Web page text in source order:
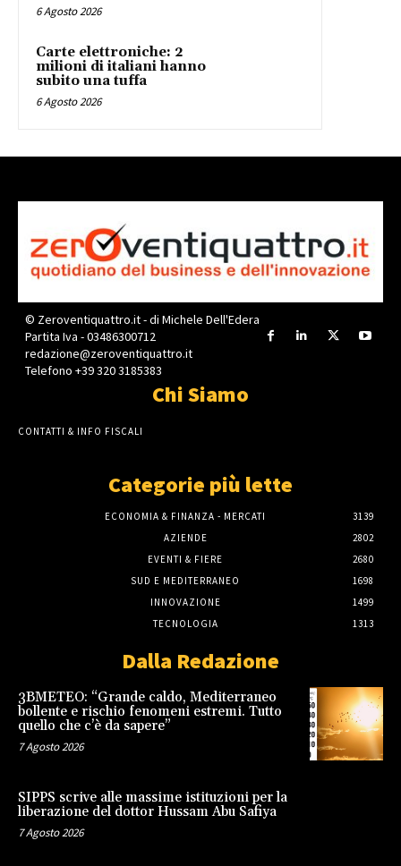
6 Agosto 2026
Carte elettroniche: 2
milioni di italiani hanno
subito una tuffa
6 Agosto 2026
© Zeroventiquattro.it - di Michele Dell'Edera
Partita Iva - 03486300712
redazione@zeroventiquattro.it
Telefono +39 320 3185383
Chi Siamo
CONTATTI & INFO FISCALI
Categorie più lette
ECONOMIA & FINANZA - MERCATI
3139
AZIENDE
2802
EVENTI & FIERE
2680
SUD E MEDITERRANEO
1698
INNOVAZIONE
1499
TECNOLOGIA
1313
Dalla Redazione
3BMETEO: “Grande caldo, Mediterraneo
bollente e rischio fenomeni estremi. Tutto
quello che c’è da sapere”
7 Agosto 2026
SIPPS scrive alle massime istituzioni per la
liberazione del dottor Hussam Abu Safiya
7 Agosto 2026